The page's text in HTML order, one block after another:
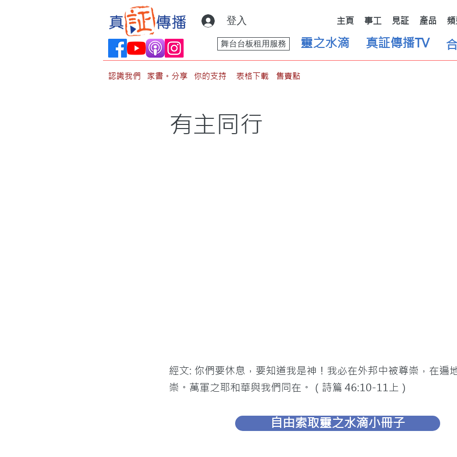
登入 主頁 事工 見証 產品
靈之水滴
舞台台板租用服務 真証傳播TV
認識我們 家書。分享 你的支持 表格下載 售賣點
有主同行
經文: 你們要休息，要知道我是神！我必在外邦中被尊崇，在遍
崇。萬軍之耶和華與我們同在。（詩篇 46:10-11上）
自由索取靈之水滴小冊子